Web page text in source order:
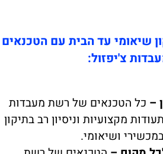
שיאומי עד הבית עם הטכנאים
צ'יפזול:
– כל הטכנאים של רשת מעבדות
מקצועיות וניסיון רב בתיקון
ושיאומי.